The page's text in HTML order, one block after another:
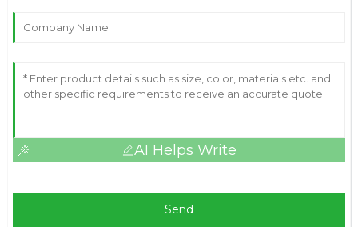
AI Helps Write
Send